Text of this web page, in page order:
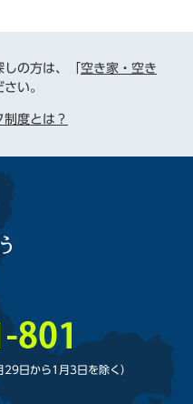
しの方は、「空き家・空き
い。
度とは？
29日から1月3日を除く）